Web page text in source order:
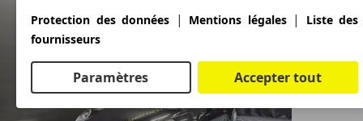
Protection des données | Mentions légales|
Liste des
fournisseurs
Paramètres Accepter tout